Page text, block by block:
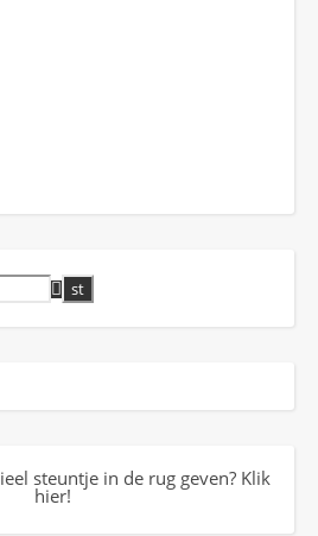
steuntje in de rug geven? Klik
hier!